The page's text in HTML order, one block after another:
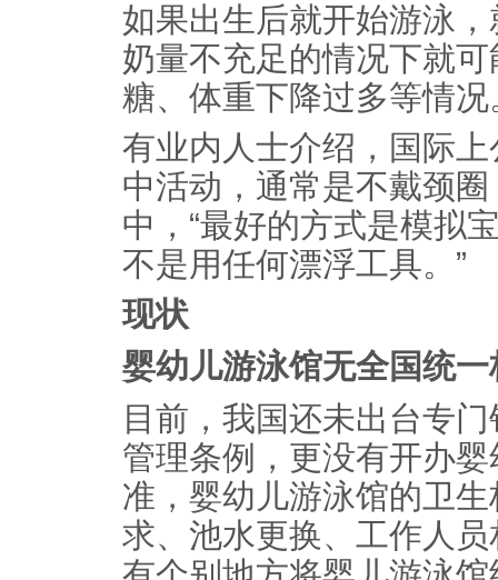
如果出生后就开始游泳
奶量不充足的情况下就
糖、体重下降过多等情况
有业内人士介绍，国际
中活动，通常是不戴颈
中，“最好的方式是模拟
不是用任何漂浮工具。”
现状
婴幼儿游泳馆无全国统一
目前，我国还未出台专
管理条例，更没有开办
准，婴幼儿游泳馆的卫
求、池水更换、工作人